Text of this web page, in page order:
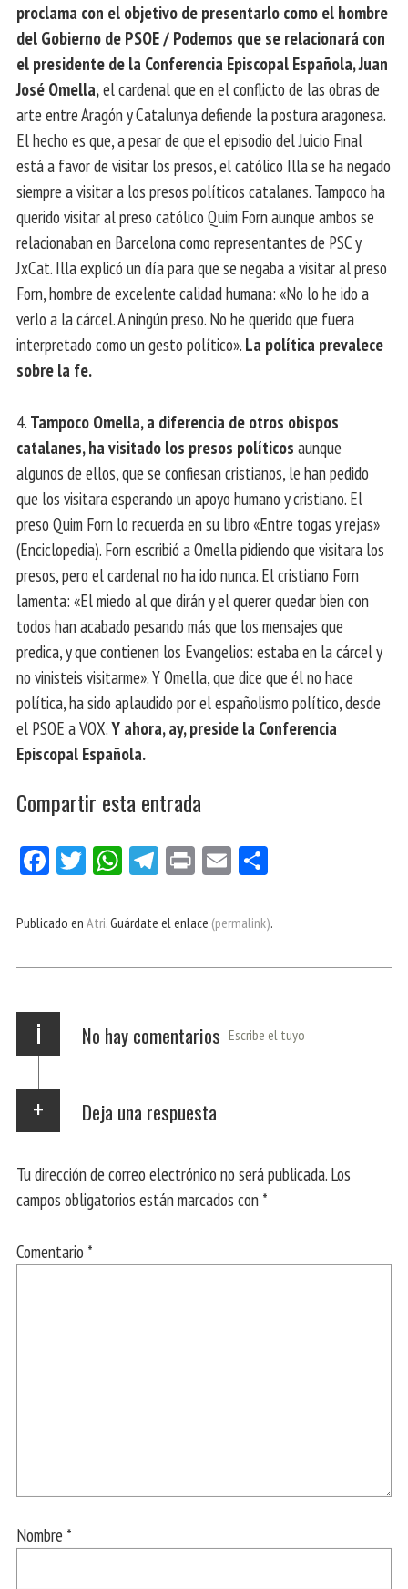
proclama con el objetivo de presentarlo como el hombre
del Gobierno de PSOE / Podemos que se relacionará con
el presidente de la Conferencia Episcopal Española, Juan
José Omella,el cardenal que en el conflicto de las obras de
arte entre Aragón y Catalunya defiende la postura aragonesa.
El hecho es que, a pesar de que el episodio del Juicio Final
está a favor de visitar los presos, el católico Illa se ha negado
siempre a visitar a los presos políticos catalanes. Tampoco ha
querido visitar al preso católico Quim Forn aunque ambos se
relacionaban en Barcelona como representantes de PSC y
JxCat. Illa explicó un día para que se negaba a visitar al preso
Forn, hombre de excelente calidad humana: «No lo he ido a
verlo a la cárcel. A ningún preso. No he querido que fuera
interpretado como un gesto político». La política prevalece
sobre la fe.
4. Tampoco Omella, a diferencia de otros obispos
catalanes, ha visitado los presos políticos aunque
algunos de ellos, que se confiesan cristianos, le han pedido
que los visitara esperando un apoyo humano y cristiano. El
preso Quim Forn lo recuerda en su libro «Entre togas y rejas»
(Enciclopedia). Forn escribió a Omella pidiendo que visitara los
presos, pero el cardenal no ha ido nunca. El cristiano Forn
lamenta: «El miedo al que dirán y el querer quedar bien con
todos han acabado pesando más que los mensajes que
predica, y que contienen los Evangelios: estaba en la cárcel y
no vinisteis visitarme». Y Omella, que dice que él no hace
política, ha sido aplaudido por el españolismo político, desde
el PSOE a VOX.Y ahora, ay, preside la Conferencia
Episcopal Española.
Compartir esta entrada
Fa
bo
Tw
er
W
ts
p
Te
gr
m
Pri E
ail pa
r
Publicado en Atri. Guárdate el enlace (permalink).
i No hay comentarios Escribe el tuyo
Deja una respuesta
Tu dirección de correo electrónico no será publicada. Los
campos obligatorios están marcados con *
Comentario *
Nombre *